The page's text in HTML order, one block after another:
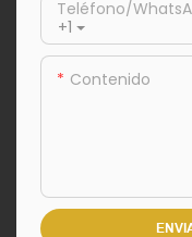
+1
Teléfono/
Contenido